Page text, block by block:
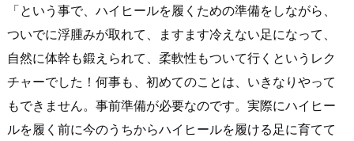
「という事で、ハイヒールを履くための準備をしながら、
ついでに浮腫みが取れて、ますます冷えない足になって、
自然に体幹も鍛えられて、柔軟性もついて行くというレク
チャーでした！何事も、初めてのことは、いきなりやって
もできません。事前準備が必要なのです。実際にハイヒー
ルを履く前に今のうちからハイヒールを履ける足に育てて